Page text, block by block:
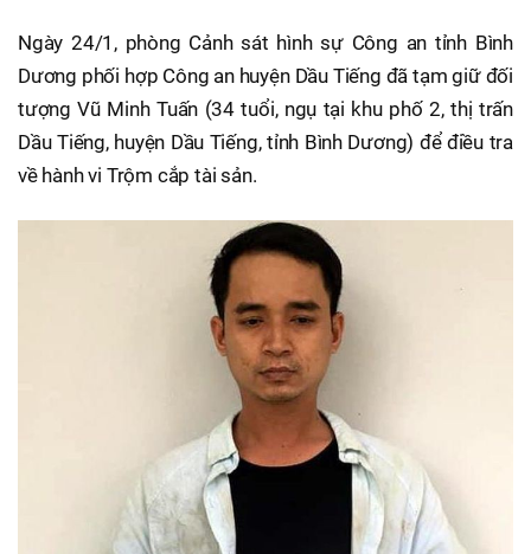
Ngày 24/1, phòng Cảnh sát hình sự Công an tỉnh Bình
Dương phối hợp Công an huyện Dầu Tiếng đã tạm giữ đối
tượng Vũ Minh Tuấn (34 tuổi, ngụ tại khu phố 2, thị trấn
Dầu Tiếng, huyện Dầu Tiếng, tỉnh Bình Dương) để điều tra
về hành vi Trộm cắp tài sản.